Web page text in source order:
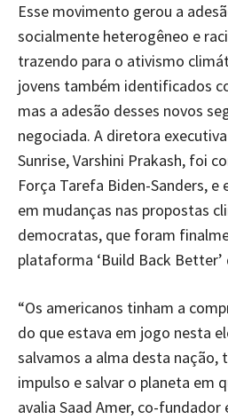
Esse movimento gerou a
socialmente heterogêneo e
trazendo para o ativismo
jovens também identificados
mas a adesão desses novos
negociada. A diretora
Sunrise, Varshini Prakash, foi
Força Tarefa Biden-Sanders,
em mudanças nas propostas
democratas, que foram
plataforma ‘Build Back Better’
“Os americanos tinham a
do que estava em jogo nesta
salvamos a alma desta nação,
impulso e salvar o planeta em
avalia Saad Amer, co-